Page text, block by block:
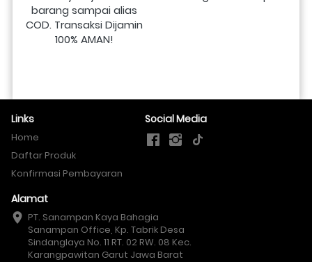
barang sampai alias
COD. Transaksi Dijamin
100% AMAN!
Links
Home
Daftar Produk
Konfirmasi Pembayaran
Social Media
Alamat
PT. Sanampan Kaya Bahagia
Sanampan Office, Kp. Tabrik Desa
Sindanglaya No. 11 RT. 02 RW. 08 Kec.
Karangpawitan Garut Jawa Barat